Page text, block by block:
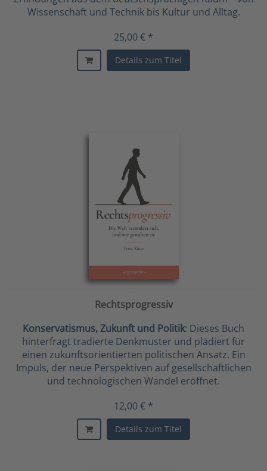
Wissenschaft und Technik bis Kultur und Alltag.
25,00 € *
Details zum Titel
Rechtsprogressiv
Konservatismus, Zukunft und Politik: Dieses Buch
hinterfragt tradierte Denkmuster und plädiert für
einen zukunftsorientierten politischen Ansatz. Ein
Impuls, der neue Perspektiven auf gesellschaftlichen
und technologischen Wandel eröffnet.
12,00 € *
Details zum Titel